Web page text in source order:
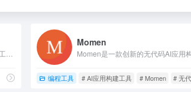
Momen
编程工具 # AI应用构建工具 # Momen # 无